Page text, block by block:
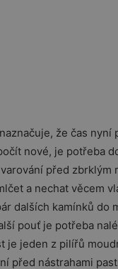
že čas nyní
nové, je potřeba
před zbrklým
a nechat věcem
dalších kamínků do
pouť je potřeba
je jeden z pilířů
před nástrahami